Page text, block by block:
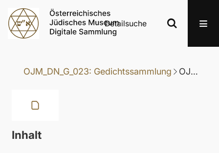
Detailsuche
OJM_DN_G_023: Gedichtssammlung OJM_DN_G_023-020: Gedicht
Inhalt